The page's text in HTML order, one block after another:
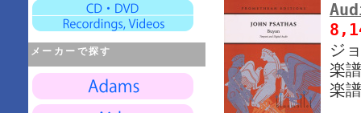
メーカーで探す
ジ
楽
楽